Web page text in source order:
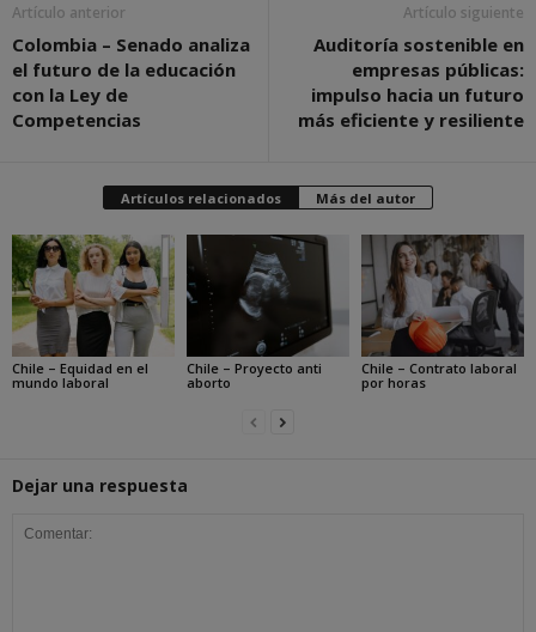
Artículo anterior
Colombia – Senado analiza
el futuro de la educación
con la Ley de
Competencias
Artículo siguiente
Auditoría sostenible en
empresas públicas:
impulso hacia un futuro
más eficiente y resiliente
Artículos relacionados Más del autor
Chile – Equidad en el
mundo laboral
Chile – Proyecto anti
aborto
Chile – Contrato laboral
por horas
Dejar una respuesta